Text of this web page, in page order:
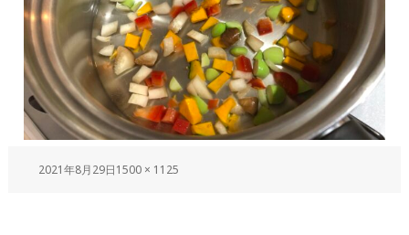
2021年8月29日1500 × 1125